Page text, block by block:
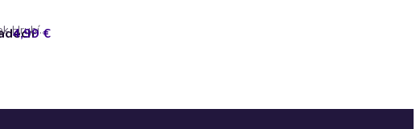
Boris Vasiljev, František Hrubín, Jean Baptiste Poquelin Moliére, Johann Wolfgang Goethe, Karel Čapek, Maxim Gorkij, Nazim Hikmet, Vladislav Vančura, William Shakespeare
4,99 €